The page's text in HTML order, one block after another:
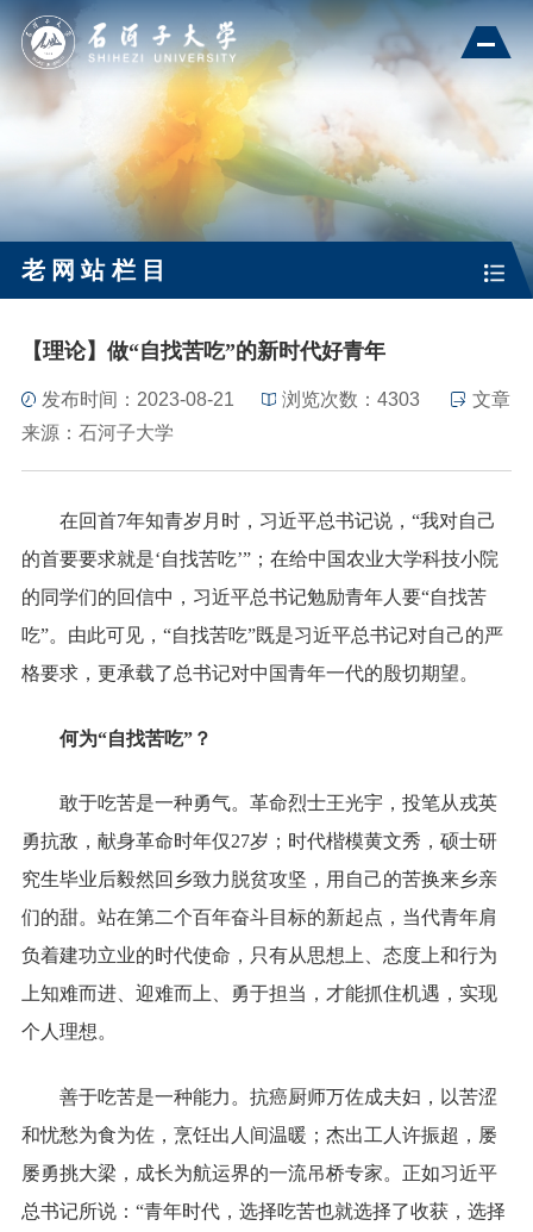
老网站栏目
【理论】做“自找苦吃”的新时代好青年
发布时间：2023-08-21 浏览次数：4303
文章
来源：石河子大学
在回首7年知青岁月时，习近平总书记说，“我对自己
的首要要求就是‘自找苦吃’”；在给中国农业大学科技小院
的同学们的回信中，习近平总书记勉励青年人要“自找苦
吃”。由此可见，“自找苦吃”既是习近平总书记对自己的严
格要求，更承载了总书记对中国青年一代的殷切期望。
何为“自找苦吃”？
敢于吃苦是一种勇气。革命烈士王光宇，投笔从戎英
勇抗敌，献身革命时年仅27岁；时代楷模黄文秀，硕士研
究生毕业后毅然回乡致力脱贫攻坚，用自己的苦换来乡亲
们的甜。站在第二个百年奋斗目标的新起点，当代青年肩
负着建功立业的时代使命，只有从思想上、态度上和行为
上知难而进、迎难而上、勇于担当，才能抓住机遇，实现
个人理想。
善于吃苦是一种能力。抗癌厨师万佐成夫妇，以苦涩
和忧愁为食为佐，烹饪出人间温暖；杰出工人许振超，屡
屡勇挑大梁，成长为航运界的一流吊桥专家。正如习近平
总书记所说：“青年时代，选择吃苦也就选择了收获，选择